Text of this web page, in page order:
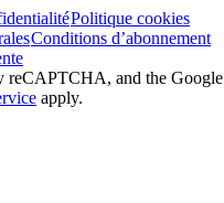
Politique cookies
Conditions d’abonnement
reCAPTCHA, and the Google
apply.